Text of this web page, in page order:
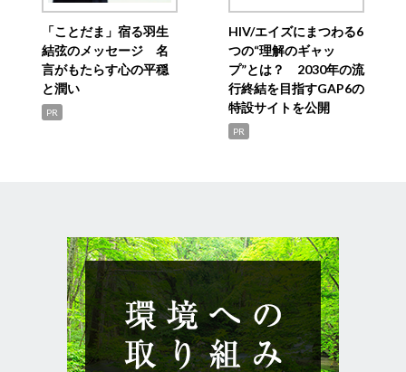
「ことだま」宿る羽生
結弦のメッセージ 名
言がもたらす心の平穏
と潤い
PR
HIV/エイズにまつわる6
つの“理解のギャッ
プ”とは？ 2030年の流
行終結を目指すGAP6の
特設サイトを公開
PR